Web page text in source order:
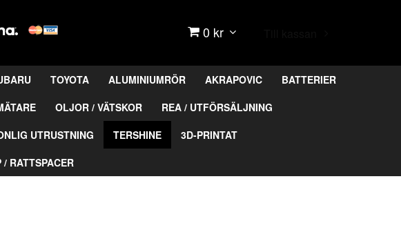
0 kr
TOYOTA ALUMINIUMRÖR AKRAPOVIC
BATTERIER
OLJOR / VÄTSKOR
REA / UTFÖRSÄLJNING
UTRUSTNING TERSHINE
3D-PRINTAT
/ RATTSPACER